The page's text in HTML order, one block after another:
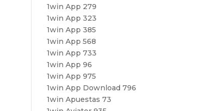
1win App 279
1win App 323
1win App 385
1win App 568
1win App 733
1win App 96
1win App 975
1win App Download 796
1win Apuestas 73